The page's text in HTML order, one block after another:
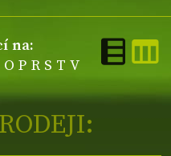
na:
O P R S T V